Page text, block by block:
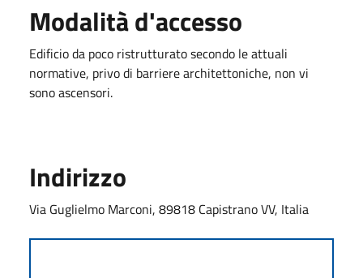
Modalità d'accesso
Edificio da poco ristrutturato secondo le attuali
normative, privo di barriere architettoniche, non vi
sono ascensori.
Indirizzo
Via Guglielmo Marconi, 89818 Capistrano VV, Italia